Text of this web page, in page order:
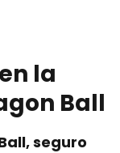
la
Ball
seguro